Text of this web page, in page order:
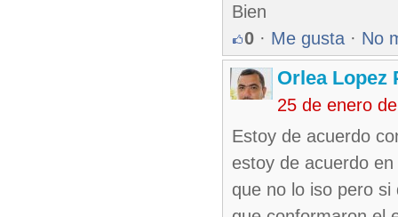
Bien
0 · Me gusta · No
Orlea Lopez
25 de enero
Estoy de acuerdo
estoy de acuerdo
que no lo iso pero